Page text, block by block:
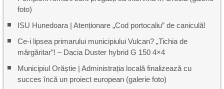
foto)
ISU Hunedoara | Atenționare „Cod portocaliu” de caniculă!
Ce-i lipsea primarului municipiului Vulcan? „Tichia de
mărgăritar”! – Dacia Duster hybrid G 150 4×4
Municipiul Orăștie | Administrația locală finalizează cu
succes încă un proiect european (galerie foto)